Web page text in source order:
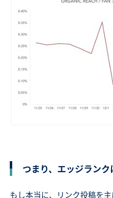
つまり、エッジラン
もし本当に、リンク投稿を